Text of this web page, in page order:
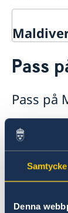
Samtycke
Denna
Hjälp till
Pass på
Advokatlista
Aktuella
Allmänna
Generell
Pass
Pass på
På
om ett
Sveriges
för